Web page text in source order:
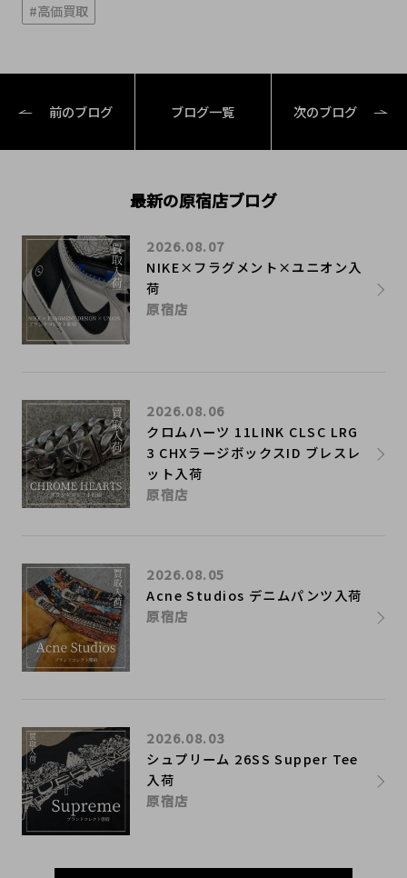
#高価買取
前のブログ ブログ一覧 次のブログ
最新の原宿店ブログ
NIKE×フラグメント×ユニオン入
荷
2026.08.07
原宿店
クロムハーツ 11LINK CLSC LRG
3 CHXラージボックスID ブレスレ
ット入荷
2026.08.06
原宿店
Acne Studios デニムパンツ入荷
2026.08.05
原宿店
シュプリーム 26SS Supper Tee
入荷
2026.08.03
原宿店